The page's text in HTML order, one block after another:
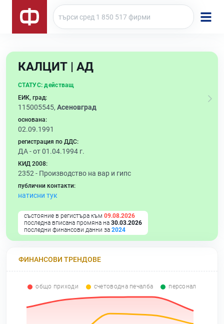
КАЛЦИТ | АД
СТАТУС: действащ
ЕИК, град:
115005545, Асеновград
основана:
02.09.1991
регистрация по ДДС:
ДА - от 01.04.1994 г.
КИД 2008:
2352 - Производство на вар и гипс
публични контакти:
натисни тук
състояние в регистъра към 09.08.2026
последна вписана промяна на 30.03.2026
последни финансови данни за 2024
ФИНАНСОВИ ТРЕНДОВЕ
общо приходи счетоводна печалба персонал